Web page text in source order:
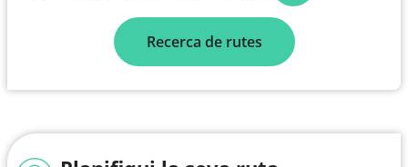
Recerca de rutes